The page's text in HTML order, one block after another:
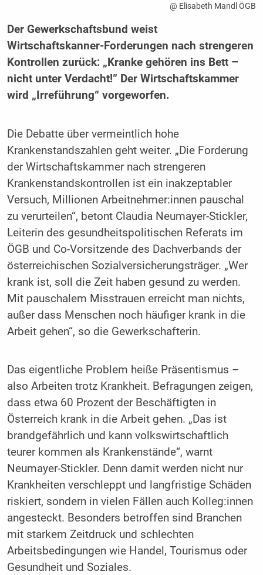
@ Elisabeth Mandl ÖGB
Der Gewerkschaftsbund weist
Wirtschaftskanner-Forderungen nach strengeren
Kontrollen zurück: „Kranke gehören ins Bett –
nicht unter Verdacht!” Der Wirtschaftskammer
wird „Irreführung“ vorgeworfen.
Die Debatte über vermeintlich hohe
Krankenstandszahlen geht weiter. „Die Forderung
der Wirtschaftskammer nach strengeren
Krankenstandskontrollen ist ein inakzeptabler
Versuch, Millionen Arbeitnehmer:innen pauschal
zu verurteilen“, betont Claudia Neumayer-Stickler,
Leiterin des gesundheitspolitischen Referats im
ÖGB und Co-Vorsitzende des Dachverbands der
österreichischen Sozialversicherungsträger. „Wer
krank ist, soll die Zeit haben gesund zu werden.
Mit pauschalem Misstrauen erreicht man nichts,
außer dass Menschen noch häufiger krank in die
Arbeit gehen“, so die Gewerkschafterin.
Das eigentliche Problem heiße Präsentismus –
also Arbeiten trotz Krankheit. Befragungen zeigen,
dass etwa 60 Prozent der Beschäftigten in
Österreich krank in die Arbeit gehen. „Das ist
brandgefährlich und kann volkswirtschaftlich
teurer kommen als Krankenstände“, warnt
Neumayer-Stickler. Denn damit werden nicht nur
Krankheiten verschleppt und langfristige Schäden
riskiert, sondern in vielen Fällen auch Kolleg:innen
angesteckt. Besonders betroffen sind Branchen
mit starkem Zeitdruck und schlechten
Arbeitsbedingungen wie Handel, Tourismus oder
Gesundheit und Soziales.